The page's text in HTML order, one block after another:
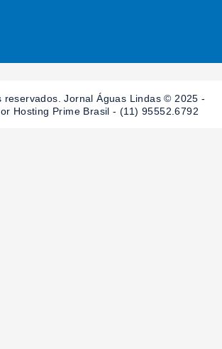
reservados. Jornal Águas Lindas © 2025 -
Hosting Prime Brasil - (11) 95552.6792